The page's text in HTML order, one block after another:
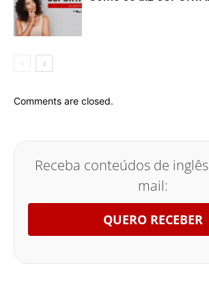
Comments are closed.
Receba conteúdos de
mail:
QUERO RECEBER